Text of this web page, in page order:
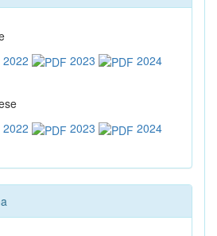
2022 2023
2024
2022 2023
2024